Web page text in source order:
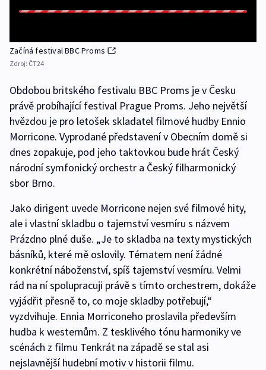
Začíná festival BBC Proms
Zdroj: ČT24
Obdobou britského festivalu BBC Proms je v Česku
právě probíhající festival Prague Proms. Jeho největší
hvězdou je pro letošek skladatel filmové hudby Ennio
Morricone. Vyprodané představení v Obecním domě si
dnes zopakuje, pod jeho taktovkou bude hrát Český
národní symfonický orchestr a Český filharmonický
sbor Brno.
Jako dirigent uvede Morricone nejen své filmové hity,
ale i vlastní skladbu o tajemství vesmíru s názvem
Prázdno plné duše. „Je to skladba na texty mystických
básníků, které mě oslovily. Tématem není žádné
konkrétní náboženství, spíš tajemství vesmíru. Velmi
rád na ní spolupracuji právě s tímto orchestrem, dokáže
vyjádřit přesně to, co moje skladby potřebují,“
vyzdvihuje. Ennia Morriconeho proslavila především
hudba k westernům. Z tesklivého tónu harmoniky ve
scénách z filmu Tenkrát na západě se stal asi
nejslavnější hudební motiv v historii filmu.